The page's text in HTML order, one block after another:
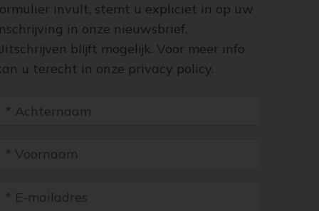
invult, stemt u expliciet in op uw
in onze nieuwsbrief.
blijft mogelijk. Voor meer info
u terecht in onze privacy policy.